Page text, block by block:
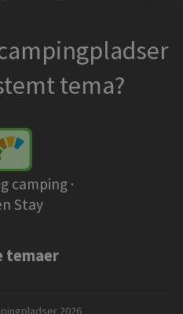
tema?
camping ·
Stay
temaer
2026